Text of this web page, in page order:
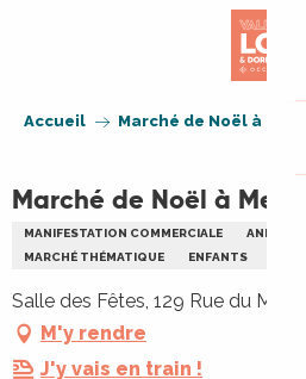
Accueil Marché de Noël à
Marché de Noël à
MANIFESTATION COMMERCIALE
MARCHÉ THÉMATIQUE
ENFANTS
Salle des Fêtes, 129 Rue du
M'y rendre
J'y vais en train !